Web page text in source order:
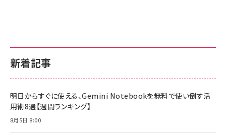
新着記事
明日からすぐに使える、Gemini Notebookを無料で使い倒す活
用術8選【週間ランキング】
8月5日 8:00